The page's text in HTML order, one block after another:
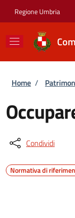
Regione Umbria
Briciole
Home /
Condividi
Normativa di